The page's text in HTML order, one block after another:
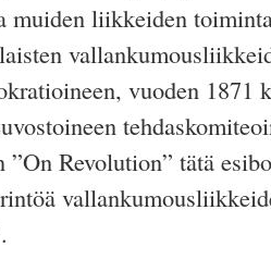
muiden liikkeiden
vuoden 1871
Revolution” tätä